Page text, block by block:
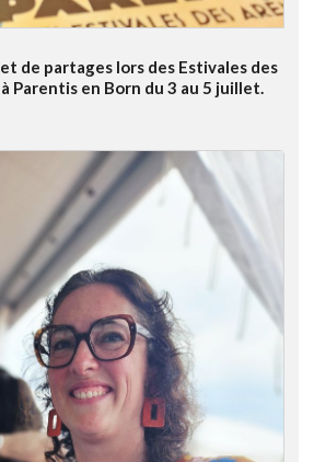
de partages lors des Estivales des
Parentis en Born du 3 au 5 juillet.